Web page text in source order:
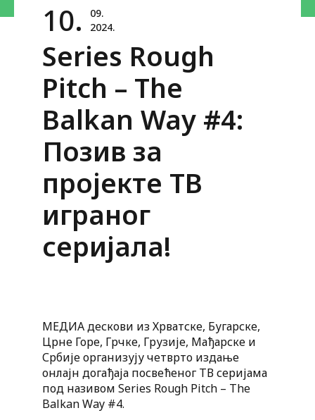
10.
09.
2024.
Series Rough
Pitch – The
Balkan Way #4:
Позив за
пројекте ТВ
играног
серијала!
МЕДИА дескови из Хрватске, Бугарске,
Црне Горе, Грчке, Грузије, Мађарске и
Србије организују четврто издање
онлајн догађаја посвећеног ТВ серијама
под називом Series Rough Pitch – The
Balkan Way #4.